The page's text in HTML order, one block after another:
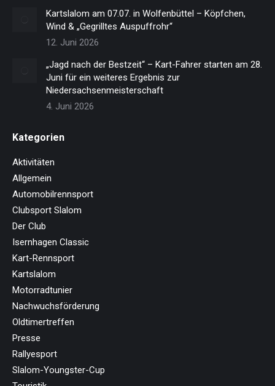
Kartslalom am 07.07. in Wolfenbüttel – Köpfchen,
Wind & „Gegrilltes Auspuffrohr“
12. Juni 2026
„Jagd nach der Bestzeit“ – Kart-Fahrer starten am 28.
Juni für ein weiteres Ergebnis zur
Niedersachsenmeisterschaft
4. Juni 2026
Kategorien
Aktivitäten
Allgemein
Automobilrennsport
Clubsport Slalom
Der Club
Isernhagen Classic
Kart-Rennsport
Kartslalom
Motorradtunier
Nachwuchsförderung
Oldtimertreffen
Presse
Rallyesport
Slalom-Youngster-Cup